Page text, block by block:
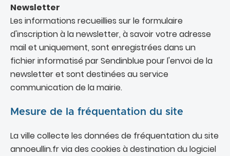
Newsletter
Les informations recueillies sur le formulaire
d'inscription à la newsletter, à savoir votre adresse
mail et uniquement, sont enregistrées dans un
fichier informatisé par Sendinblue pour l'envoi de la
newsletter et sont destinées au service
communication de la mairie.
Mesure de la fréquentation du site
La ville collecte les données de fréquentation du site
annoeullin.fr via des cookies à destination du logiciel